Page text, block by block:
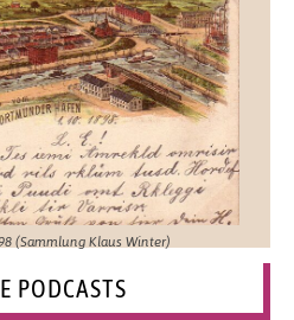
(Sammlung Klaus Winter)
PODCASTS